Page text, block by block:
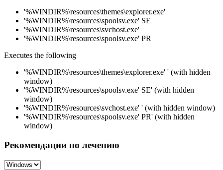
'%WINDIR%\resources\themes\explorer.exe'
'%WINDIR%\resources\spoolsv.exe' SE
'%WINDIR%\resources\svchost.exe'
'%WINDIR%\resources\spoolsv.exe' PR
Executes the following
'%WINDIR%\resources\themes\explorer.exe' ' (with hidden
window)
'%WINDIR%\resources\spoolsv.exe' SE' (with hidden
window)
'%WINDIR%\resources\svchost.exe' ' (with hidden window)
'%WINDIR%\resources\spoolsv.exe' PR' (with hidden
window)
Рекомендации по лечению